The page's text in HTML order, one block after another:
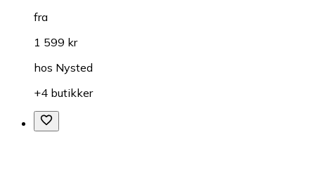
fra
1 599 kr
hos Nysted
+4 butikker